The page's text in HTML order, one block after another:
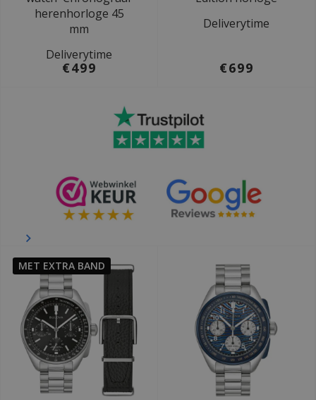
herenhorloge 45
mm
Deliverytime
€499
Deliverytime
€699
MET EXTRA BAND